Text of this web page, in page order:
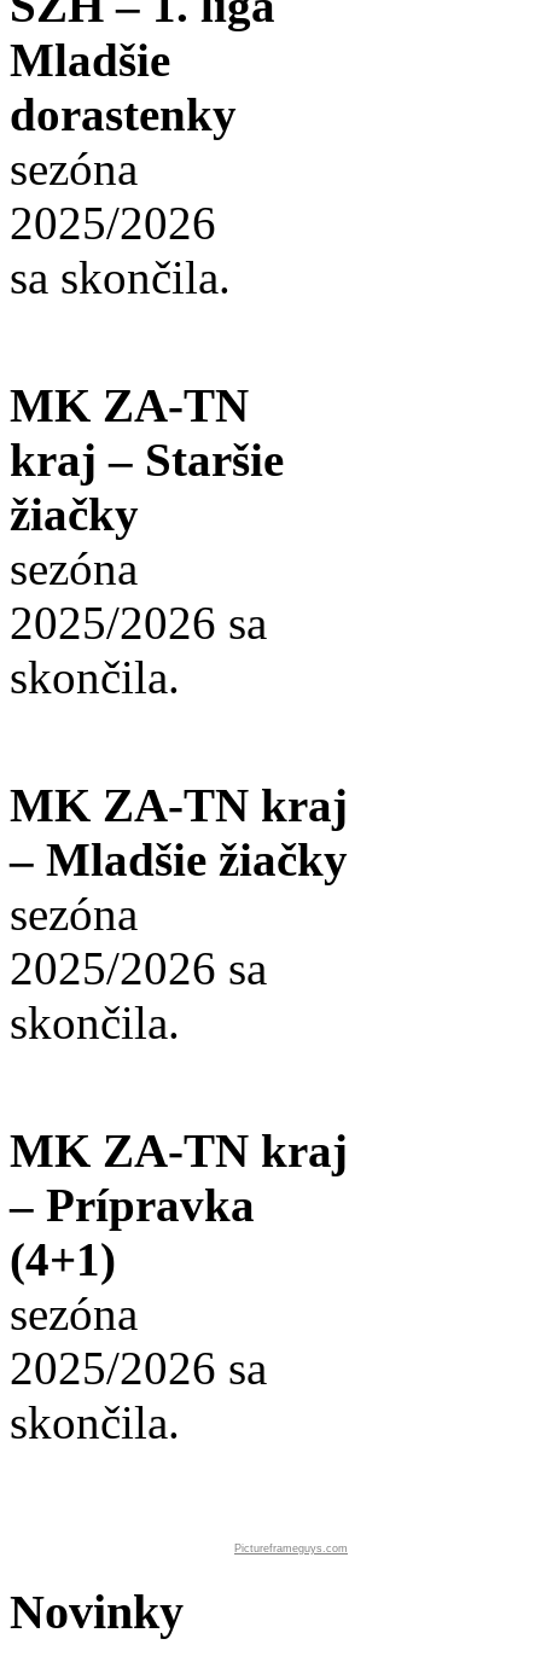
Mladšie
dorastenky
sezóna
2025/2026
sa skončila.
MK ZA-TN
kraj – Staršie
žiačky
sezóna
2025/2026 sa
skončila.
MK ZA-TN kraj
– Mladšie žiačky
sezóna
2025/2026 sa
skončila.
MK ZA-TN kraj
– Prípravka
(4+1)
sezóna
2025/2026 sa
skončila.
Pictureframeguys.com
Novinky